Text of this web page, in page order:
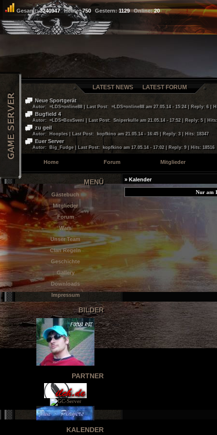
Gesamt:3240947 Heute:750 Gestern:1129 Online:20
LATEST NEWS LATEST FORUM
Neue Sportgerät
Autor: =LDS=online88 | Last Post: =LDS=online88 am 27.05.14 - 15:24 | Reply: 6 |
Bugfield 4
Autor: =LDS=BoxSveni | Last Post: Sniperkulle am 21.05.14 - 17:52 | Reply: 5 | Hits:
zu geil
Autor: Hooples | Last Post: kopfkino am 21.05.14 - 16:45 | Reply: 3 | Hits: 18347
Euer Server
Autor: Big_Fudge | Last Post: kopfkino am 17.05.14 - 17:02 | Reply: 9 | Hits: 18516
Home Forum Mitglieder
MENÜ
Gästebuch
Mitglieder
Forum
Wars
Unser Team
Clan Regeln
Geschichte
Gallery
Downloads
Impressum
BILDER
PARTNER
KALENDER
» Kalender
Nur am